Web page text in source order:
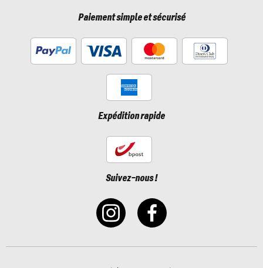
Paiement simple et sécurisé
Expédition rapide
Suivez-nous !